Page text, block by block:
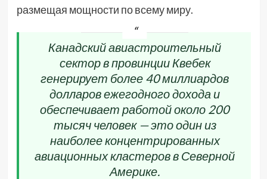
размещая мощности по всему миру.
Канадский авиастроительный
сектор в провинции Квебек
генерирует более 40 миллиардов
долларов ежегодного дохода и
обеспечивает работой около 200
тысяч человек — это один из
наиболее концентрированных
авиационных кластеров в Северной
Америке.